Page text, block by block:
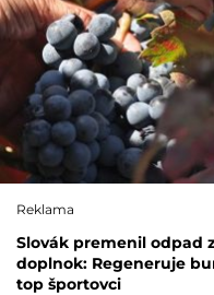
Reklama
Slovák premenil odpad
doplnok: Regeneruje
top športovci